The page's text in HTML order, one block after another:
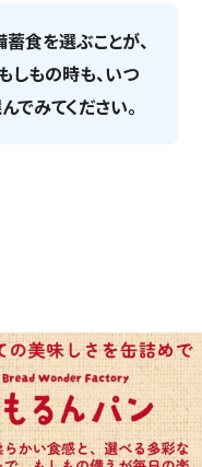
食を選ぶことが、
しもの時も、いつ
みてください。